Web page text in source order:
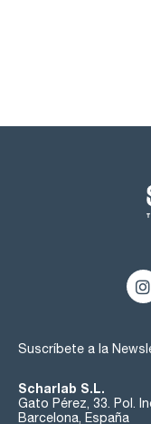
Suscríbete a la
Scharlab S.L.
Gato Pérez, 33. Pol.
Barcelona, España